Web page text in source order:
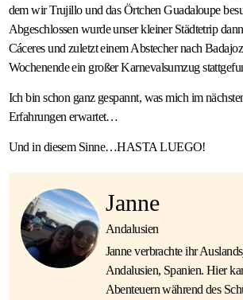
dem wir Trujillo und das Örtchen Guadaloupe
Abgeschlossen wurde unser kleiner Städtetrip
Cáceres und zuletzt einem Abstecher nach
Wochenende ein großer Karnevalsumzug
Ich bin schon ganz gespannt, was mich im
Erfahrungen erwartet…
Und in diesem Sinne…HASTA LUEGO!
Janne
Andalusien
Janne verbrachte ihr
Andalusien, Spanien. Hier
Abenteuern während des